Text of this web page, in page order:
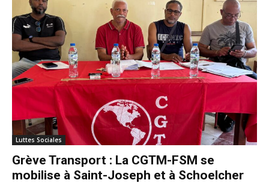
Luttes Sociales
Grève Transport : La CGTM-FSM se
mobilise à Saint-Joseph et à Schoelcher